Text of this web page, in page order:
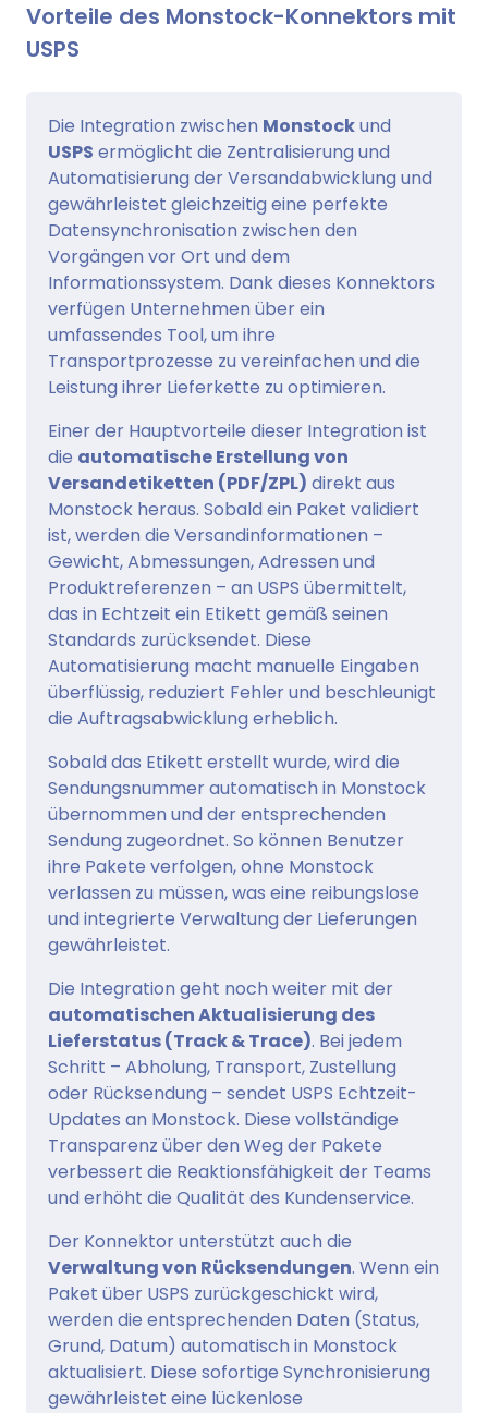
Vorteile des Monstock-Konnektors mit
USPS
Die Integration zwischen Monstockund
USPS ermöglicht die Zentralisierung und
Automatisierung der Versandabwicklung und
gewährleistet gleichzeitig eine perfekte
Datensynchronisation zwischen den
Vorgängen vor Ort und dem
Informationssystem. Dank dieses Konnektors
verfügen Unternehmen über ein
umfassendes Tool, um ihre
Transportprozesse zu vereinfachen und die
Leistung ihrer Lieferkette zu optimieren.
Einer der Hauptvorteile dieser Integration ist
die automatische Erstellung von
Versandetiketten (PDF/ZPL) direkt aus
Monstock heraus. Sobald ein Paket validiert
ist, werden die Versandinformationen –
Gewicht, Abmessungen, Adressen und
Produktreferenzen – an USPS übermittelt,
das in Echtzeit ein Etikett gemäß seinen
Standards zurücksendet. Diese
Automatisierung macht manuelle Eingaben
überflüssig, reduziert Fehler und beschleunigt
die Auftragsabwicklung erheblich.
Sobald das Etikett erstellt wurde, wird die
Sendungsnummer automatisch in Monstock
übernommen und der entsprechenden
Sendung zugeordnet. So können Benutzer
ihre Pakete verfolgen, ohne Monstock
verlassen zu müssen, was eine reibungslose
und integrierte Verwaltung der Lieferungen
gewährleistet.
Die Integration geht noch weiter mit der
automatischen Aktualisierung des
Lieferstatus (Track & Trace). Bei jedem
Schritt – Abholung, Transport, Zustellung
oder Rücksendung – sendet USPS Echtzeit-
Updates an Monstock. Diese vollständige
Transparenz über den Weg der Pakete
verbessert die Reaktionsfähigkeit der Teams
und erhöht die Qualität des Kundenservice.
Der Konnektor unterstützt auch die
Verwaltung von Rücksendungen. Wenn ein
Paket über USPS zurückgeschickt wird,
werden die entsprechenden Daten (Status,
Grund, Datum) automatisch in Monstock
aktualisiert. Diese sofortige Synchronisierung
gewährleistet eine lückenlose